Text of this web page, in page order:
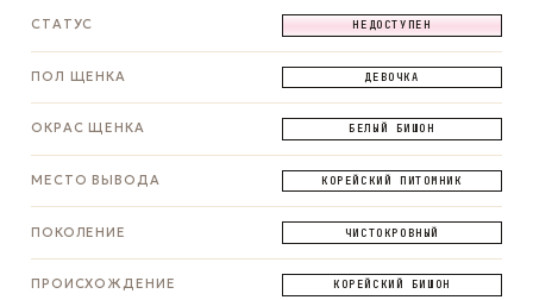
СТАТУС НЕДОСТУПЕН
ПОЛ ЩЕНКА ДЕВОЧКА
ОКРАС ЩЕНКА БЕЛЫЙ БИШОН
МЕСТО ВЫВОДА КОРЕЙСКИЙ ПИТОМНИК
ПОКОЛЕНИЕ ЧИСТОКРОВНЫЙ
ПРОИСХОЖДЕНИЕ КОРЕЙСКИЙ БИШОН